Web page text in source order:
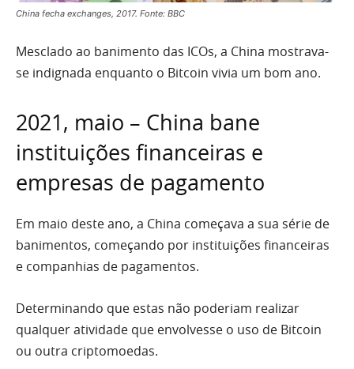
China fecha exchanges, 2017. Fonte: BBC
Mesclado ao banimento das ICOs, a China mostrava-
se indignada enquanto o Bitcoin vivia um bom ano.
2021, maio – China bane
instituições financeiras e
empresas de pagamento
Em maio deste ano, a China começava a sua série de
banimentos, começando por instituições financeiras
e companhias de pagamentos.
Determinando que estas não poderiam realizar
qualquer atividade que envolvesse o uso de Bitcoin
ou outra criptomoedas.